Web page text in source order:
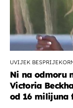
UVIJEK
Ni na odmoru
Victoria
od 16 milijuna